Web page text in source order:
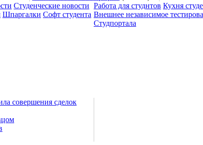
Студенческие новости
Шпаргалки Софт студента
Работа для студнтов Кухня
Внешнее независимое
Студпортала
совершения сделок